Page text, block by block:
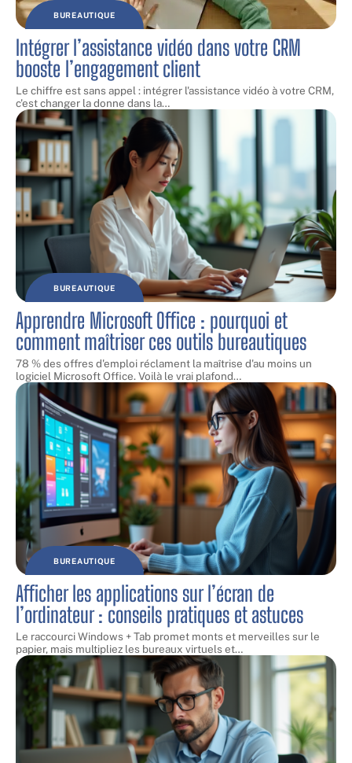
BUREAUTIQUE
Intégrer l’assistance vidéo dans votre CRM
booste l’engagement client
Le chiffre est sans appel : intégrer l'assistance vidéo à votre CRM,
c'est changer la donne dans la…
BUREAUTIQUE
Apprendre Microsoft Office : pourquoi et
comment maîtriser ces outils bureautiques
78 % des offres d'emploi réclament la maîtrise d'au moins un
logiciel Microsoft Office. Voilà le vrai plafond…
BUREAUTIQUE
Afficher les applications sur l’écran de
l’ordinateur : conseils pratiques et astuces
Le raccourci Windows + Tab promet monts et merveilles sur le
papier, mais multipliez les bureaux virtuels et…